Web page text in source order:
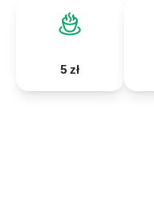
5 zł